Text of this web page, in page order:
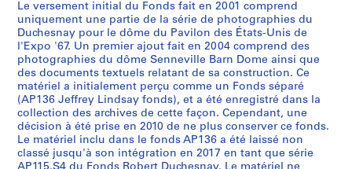
s
-
U
n
i
s
,
1
9
9
Le versement initial du Fonds fait en 2001 comprend
uniquement une partie de la série de photographies du
Duchesnay pour le dôme du Pavilon des États-Unis de
l'Expo '67. Un premier ajout fait en 2004 comprend des
photographies du dôme Senneville Barn Dome ainsi que
des documents textuels relatant de sa construction. Ce
matériel a initialement perçu comme un Fonds séparé
(AP136 Jeffrey Lindsay fonds), et a été enregistré dans la
collection des archives de cette façon. Cependant, une
décision à été prise en 2010 de ne plus conserver ce fonds.
Le matériel inclu dans le fonds AP136 a été laissé non
classé jusqu'à son intégration en 2017 en tant que série